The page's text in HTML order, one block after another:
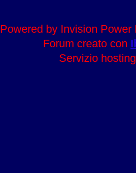
Powered by Invision
Forum creato con
Servizio